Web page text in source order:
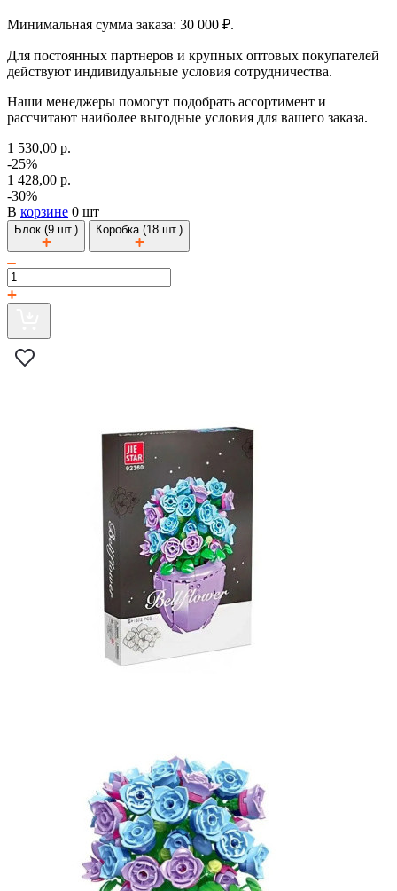
Минимальная сумма заказа: 30 000 ₽.
Для постоянных партнеров и крупных оптовых покупателей
действуют индивидуальные условия сотрудничества.
Наши менеджеры помогут подобрать ассортимент и
рассчитают наиболее выгодные условия для вашего заказа.
1 530,00 р.
-25%
1 428,00 р.
-30%
В корзине 0 шт
Блок (9 шт.) Коробка (18 шт.)